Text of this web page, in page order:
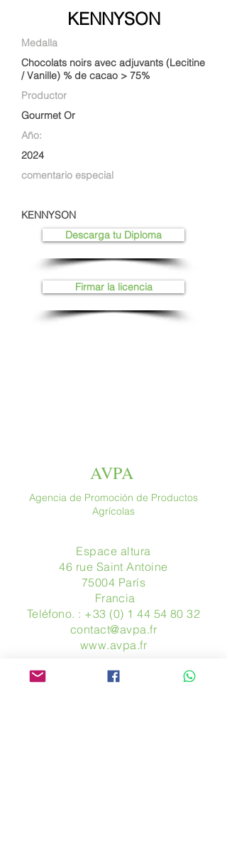
KENNYSON
Medalla
Chocolats noirs avec adjuvants (Lecitine
/ Vanille) % de cacao > 75%
Productor
Gourmet Or
Año:
2024
comentario especial
KENNYSON
Descarga tu Diploma
Firmar la licencia
AVPA
Agencia de Promoción de Productos
Agrícolas
Espace altura
46 rue Saint Antoine
75004 París
​ Francia
Teléfono. : +33 (0) 1 44 54 80 32
contact@avpa.fr
www.avpa.fr